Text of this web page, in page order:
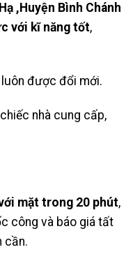
,Huyện Bình Chánh
với kĩ năng tốt,
được đổi mới.
nhà cung cấp,
mặt trong 20 phút,
công và báo giá tất
cần.